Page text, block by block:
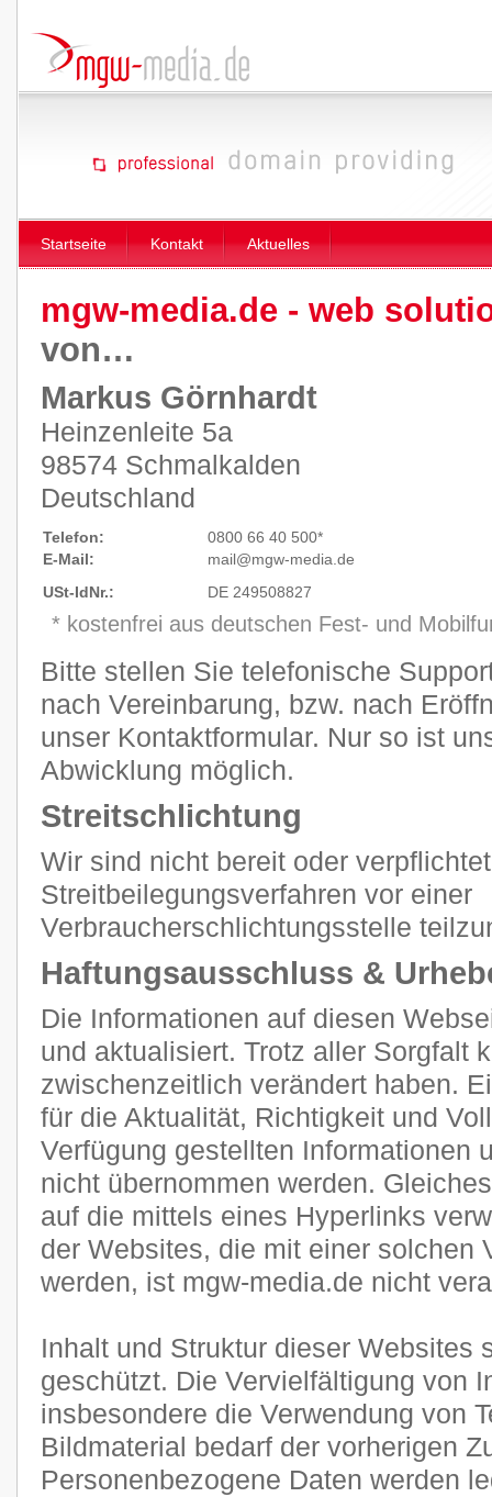
Startseite Kontakt Aktuelles
mgw-media.de - web
von…
Markus Görnhardt
Heinzenleite 5a
98574 Schmalkalden
Deutschland
Telefon:
0800 66 40 500*
E-Mail:
mail@mgw-media.de
USt-IdNr.:
DE 249508827
* kostenfrei aus deutschen Fest- und
Bitte stellen Sie telefonische
nach Vereinbarung, bzw. nach
unser Kontaktformular. Nur so ist
Abwicklung möglich.
Streitschlichtung
Wir sind nicht bereit oder
Streitbeilegungsverfahren vor einer
Verbraucherschlichtungsstelle
Haftungsausschluss &
Die Informationen auf diesen
und aktualisiert. Trotz aller Sorgfalt
zwischenzeitlich verändert haben.
für die Aktualität, Richtigkeit und
Verfügung gestellten Informationen
nicht übernommen werden.
auf die mittels eines Hyperlinks
der Websites, die mit einer solchen
werden, ist mgw-media.de nicht
Inhalt und Struktur dieser Websites
geschützt. Die Vervielfältigung von
insbesondere die Verwendung von
Bildmaterial bedarf der vorherigen
Personenbezogene Daten werden